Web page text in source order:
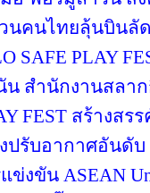
นคนไทยลุ้นบินลั
SAFE PLAY
สำนักงานสลา
FEST สร้างส
ปรับอากาศอันดั
ข่งขัน ASEAN